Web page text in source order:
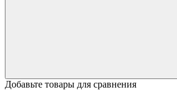
Добавьте товары для сравнения